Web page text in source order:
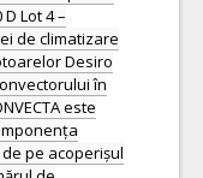
Lot 4 –
de climatizare
Desiro
în
este
pe acoperișul